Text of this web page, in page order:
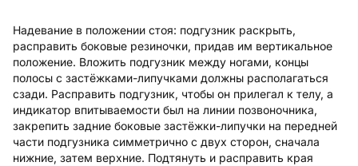
Надевание в положении стоя: подгузник раскрыть,
расправить боковые резиночки, придав им вертикальное
положение. Вложить подгузник между ногами, концы
полосы с застёжками-липучками должны располагаться
сзади. Расправить подгузник, чтобы он прилегал к телу, а
индикатор впитываемости был на линии позвоночника,
закрепить задние боковые застёжки-липучки на передней
части подгузника симметрично с двух сторон, сначала
нижние, затем верхние. Подтянуть и расправить края